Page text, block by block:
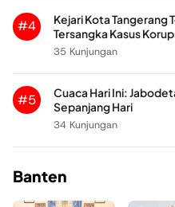
#4
Kejari Kota Tangerang
Tersangka Kasus
35 Kunjungan
#5
Cuaca Hari Ini:
Sepanjang Hari
34 Kunjungan
Banten